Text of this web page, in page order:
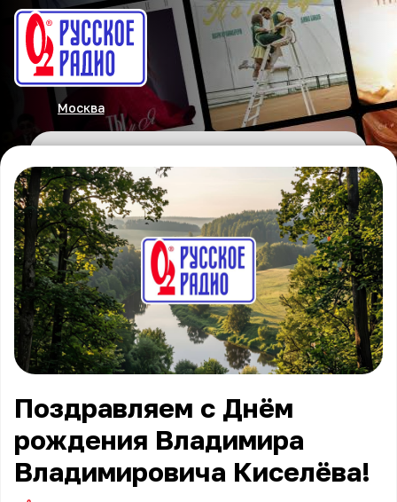
Москва
Поздравляем с Днём
рождения Владимира
Владимировича Киселёва!